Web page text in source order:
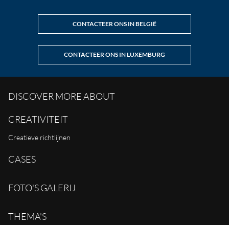
CONTACTEER ONS IN BELGIË
CONTACTEER ONS IN LUXEMBURG
DISCOVER MORE ABOUT
CREATIVITEIT
Creatieve richtlijnen
CASES
FOTO'S GALERIJ
THEMA'S